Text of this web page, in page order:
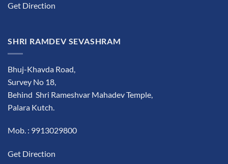
Get Direction
SHRI RAMDEV SEVASHRAM
Bhuj-Khavda Road,
Survey No 18,
Behind Shri Rameshvar Mahadev Temple,
Palara Kutch.
Mob. : 9913029800
Get Direction